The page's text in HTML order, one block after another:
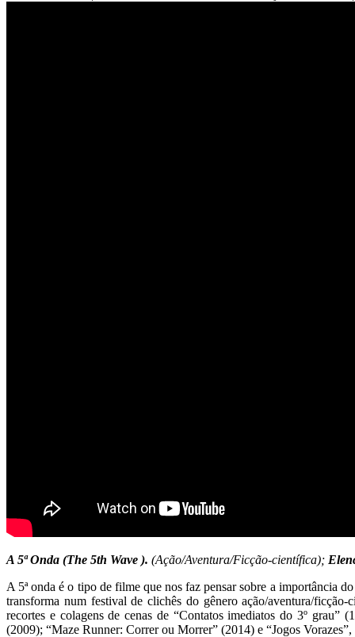
A 5ª Onda (The 5th Wave ). (Ação/Aventura/Ficção-científica);
A 5ª onda é o tipo de filme que nos faz pensar sobre a importância
transforma num festival de clichês do gênero ação/aventura/
recortes e colagens de cenas de “Contatos imediatos do 3º
(2009); “Maze Runner: Correr ou Morrer” (2014) e “Jogos Vorazes”,